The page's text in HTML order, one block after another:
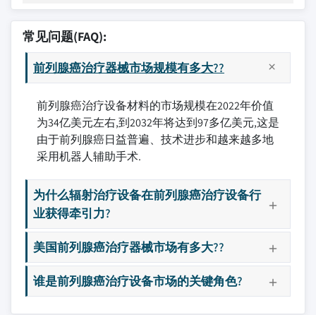
常见问题(FAQ):
前列腺癌治疗器械市场规模有多大??
前列腺癌治疗设备材料的市场规模在2022年价值
为34亿美元左右,到2032年将达到97多亿美元,这是
由于前列腺癌日益普遍、技术进步和越来越多地
采用机器人辅助手术.
为什么辐射治疗设备在前列腺癌治疗设备行
业获得牵引力?
美国前列腺癌治疗器械市场有多大??
谁是前列腺癌治疗设备市场的关键角色?